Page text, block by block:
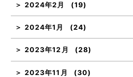
2024年2月 (19)
2024年1月 (24)
2023年12月 (28)
2023年11月 (30)